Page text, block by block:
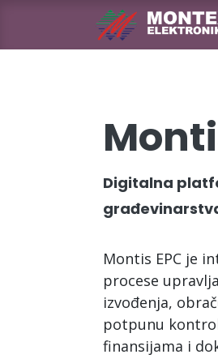
Skip to Content
Digitalna
Montis EPC je
procese
izvođenja,
potpunu
finansijama i